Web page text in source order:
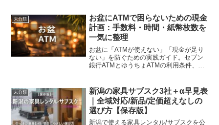
ンや節約テクも紹介します。
未分類
お盆にATMで困らないための現金
計画：手数料・時間・紙幣枚数を
一気に整理
お盆に「ATMが使えない」「現金が足り
ない」を防ぐための実践ガイド。セブン
銀行ATMとゆうちょATMの利用条件、手
る段取りで解説します。
未分類
新潟の家具サブスク3社＋α早見表
｜全域対応/新品/定価超えなしの
選び方【保存版】
新潟で使える家具レンタル/サブスクを公